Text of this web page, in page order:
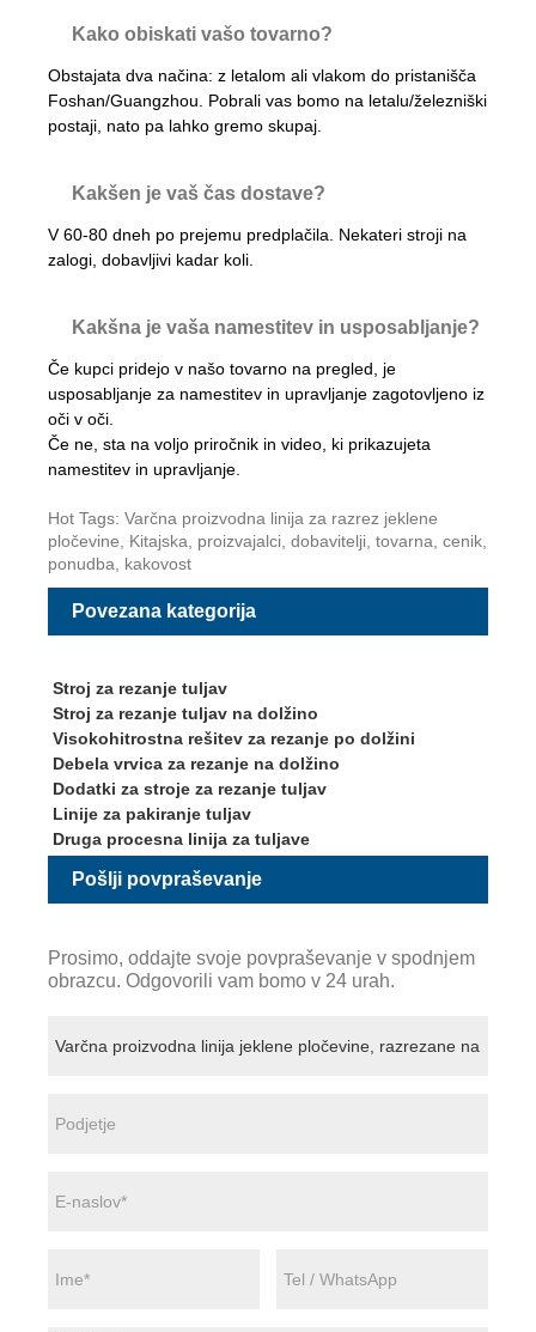
Kako obiskati vašo tovarno?
Obstajata dva načina: z letalom ali vlakom do pristanišča
Foshan/Guangzhou. Pobrali vas bomo na letalu/železniški
postaji, nato pa lahko gremo skupaj.
Kakšen je vaš čas dostave?
V 60-80 dneh po prejemu predplačila. Nekateri stroji na
zalogi, dobavljivi kadar koli.
Kakšna je vaša namestitev in usposabljanje?
Če kupci pridejo v našo tovarno na pregled, je
usposabljanje za namestitev in upravljanje zagotovljeno iz
oči v oči.
Če ne, sta na voljo priročnik in video, ki prikazujeta
namestitev in upravljanje.
Hot Tags: Varčna proizvodna linija za razrez jeklene
pločevine, Kitajska, proizvajalci, dobavitelji, tovarna, cenik,
ponudba, kakovost
Povezana kategorija
Stroj za rezanje tuljav
Stroj za rezanje tuljav na dolžino
Visokohitrostna rešitev za rezanje po dolžini
Debela vrvica za rezanje na dolžino
Dodatki za stroje za rezanje tuljav
Linije za pakiranje tuljav
Druga procesna linija za tuljave
Pošlji povpraševanje
Prosimo, oddajte svoje povpraševanje v spodnjem
obrazcu. Odgovorili vam bomo v 24 urah.